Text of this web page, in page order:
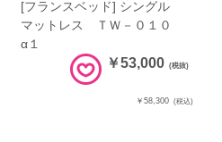
[フランスベッド] シングル
マットレス ＴＷ－０１０
α１
￥53,000 (税抜)
￥58,300 (税込)